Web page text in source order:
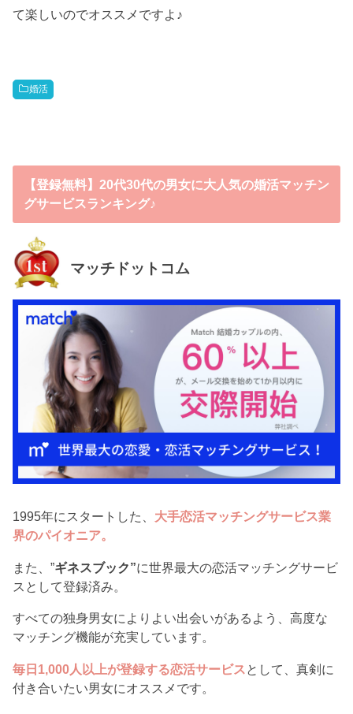
て楽しいのでオススメですよ♪
婚活
【登録無料】20代30代の男女に大人気の婚活マッチン
グサービスランキング♪
マッチドットコム
1995年にスタートした、 大手恋活マッチングサービス業
界のパイオニア。
また、”ギネスブック”に世界最大の恋活マッチングサービ
スとして登録済み。
すべての独身男女によりよい出会いがあるよう、高度な
マッチング機能が充実しています。
毎日1,000人以上が登録する恋活サービス として、真剣に
付き合いたい男女にオススメです。